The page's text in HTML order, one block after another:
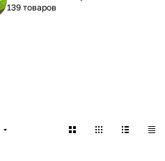
139 товаров